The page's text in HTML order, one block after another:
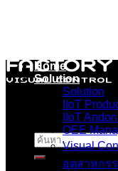
ค้นหา:
Home
Solution
Solution
IIoT
IIoT
OEE
Visual
อุตสาหกร